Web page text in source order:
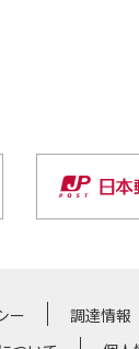
ー 調達情報